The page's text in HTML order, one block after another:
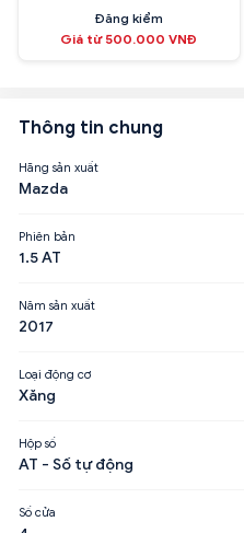
Đăng kiểm
Giá từ 500.000 VNĐ
Thông tin chung
Hãng sản xuất
Mazda
Phiên bản
1.5 AT
Năm sản xuất
2017
Loại động cơ
Xăng
Hộp số
AT - Số tự động
Số cửa